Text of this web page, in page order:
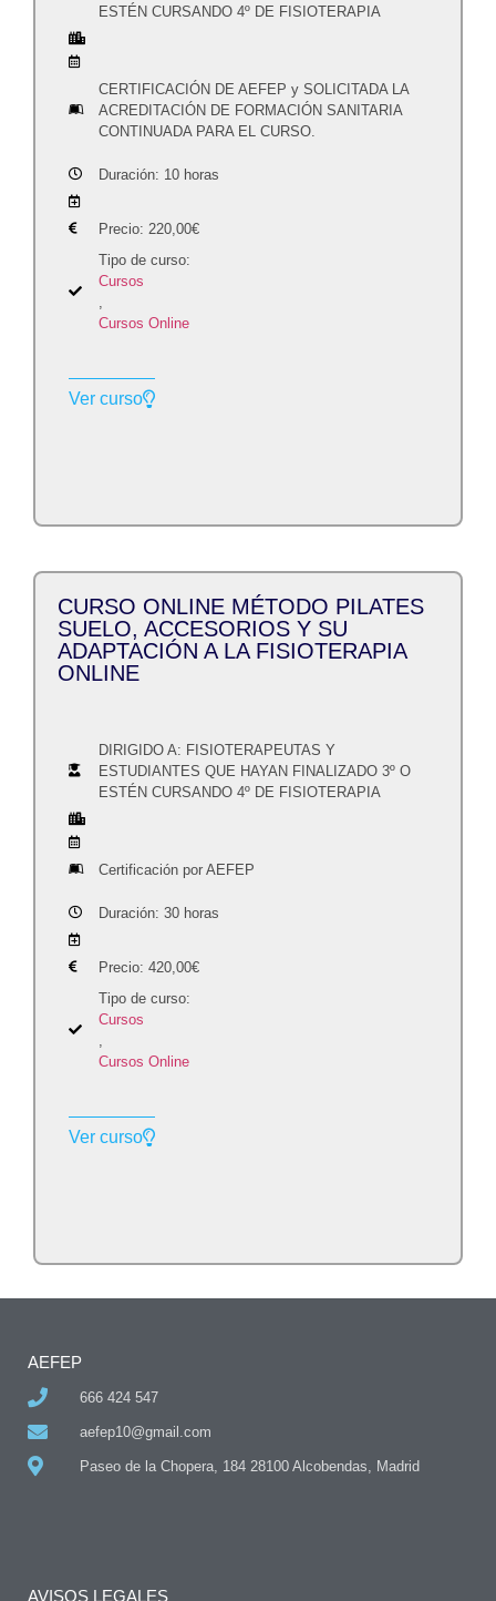
ESTÉN CURSANDO 4º DE FISIOTERAPIA
CERTIFICACIÓN DE AEFEP y SOLICITADA LA
ACREDITACIÓN DE FORMACIÓN SANITARIA
CONTINUADA PARA EL CURSO.
Duración: 10 horas
Precio: 220,00€
Tipo de curso:
Cursos
Cursos Online
Ver curso
CURSO ONLINE MÉTODO PILATES
SUELO, ACCESORIOS Y SU
ADAPTACIÓN A LA FISIOTERAPIA
ONLINE
DIRIGIDO A: FISIOTERAPEUTAS Y
ESTUDIANTES QUE HAYAN FINALIZADO 3º O
ESTÉN CURSANDO 4º DE FISIOTERAPIA
Certificación por AEFEP
Duración: 30 horas
Precio: 420,00€
Tipo de curso:
Cursos
Cursos Online
Ver curso
AEFEP
666 424 547
aefep10@gmail.com
Paseo de la Chopera, 184 28100 Alcobendas, Madrid
AVISOS LEGALES